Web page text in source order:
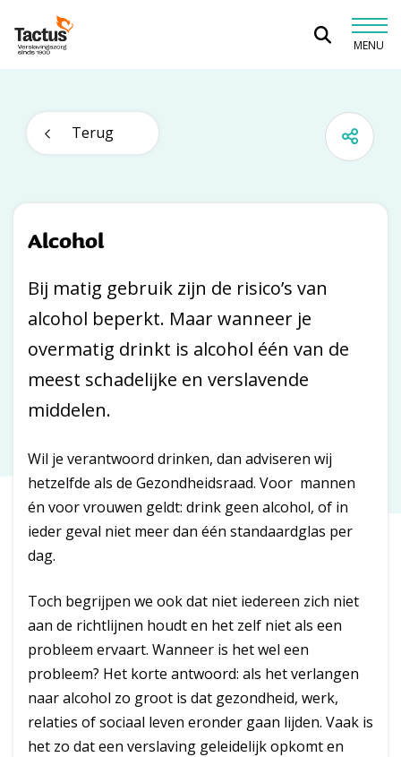
Spring naar content
MENU
Terug
Alcohol
Bij matig gebruik zijn de risico’s van
alcohol beperkt. Maar wanneer je
overmatig drinkt is alcohol één van de
meest schadelijke en verslavende
middelen.
Wil je verantwoord drinken, dan adviseren wij
hetzelfde als de Gezondheidsraad. Voor mannen
én voor vrouwen geldt: drink geen alcohol, of in
ieder geval niet meer dan één standaardglas per
dag.
Toch begrijpen we ook dat niet iedereen zich niet
aan de richtlijnen houdt en het zelf niet als een
probleem ervaart. Wanneer is het wel een
probleem? Het korte antwoord: als het verlangen
naar alcohol zo groot is dat gezondheid, werk,
relaties of sociaal leven eronder gaan lijden. Vaak is
het zo dat een verslaving geleidelijk opkomt en